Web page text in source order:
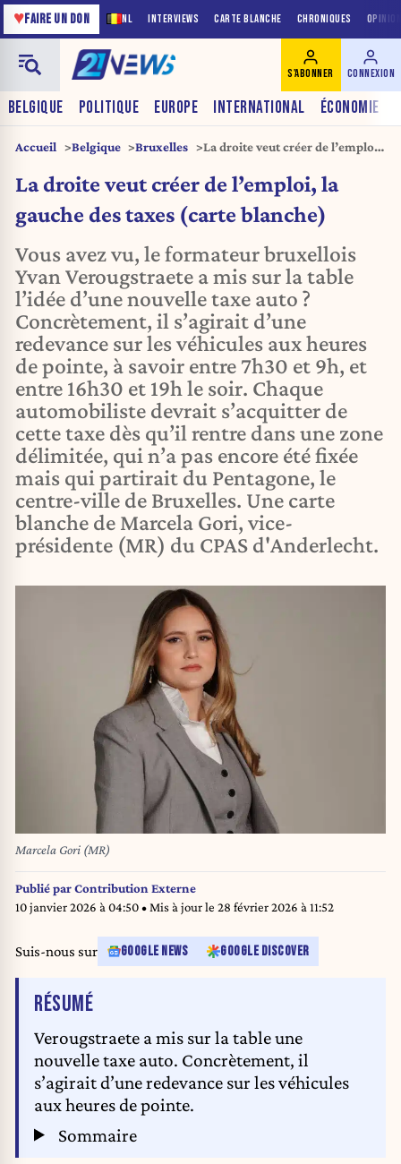
NL INTERVIEWS CARTE BLANCHE CHRONIQUES
♥FAIRE UN DON
BELGIQUE POLITIQUE EUROPE INTERNATIONAL ÉCONOMIE
S'ABONNER CONNEXION
Accueil Belgique Bruxelles
La droite veut créer de l’emploi,
blanche)
La droite veut créer de l’emploi, la
gauche des taxes (carte blanche)
Vous avez vu, le formateur bruxellois
Yvan Verougstraete a mis sur la table
l’idée d’une nouvelle taxe auto ?
Concrètement, il s’agirait d’une
redevance sur les véhicules aux heures
de pointe, à savoir entre 7h30 et 9h, et
entre 16h30 et 19h le soir. Chaque
automobiliste devrait s’acquitter de
cette taxe dès qu’il rentre dans une zone
délimitée, qui n’a pas encore été fixée
mais qui partirait du Pentagone, le
centre-ville de Bruxelles. Une carte
blanche de Marcela Gori, vice-
présidente (MR) du CPAS d'Anderlecht.
Marcela Gori (MR)
Publié parContribution Externe
10 janvier 2026 à 04:50• Mis à jour le 28 février 2026 à 11:52
Suis-nous sur GOOGLE NEWS GOOGLE DISCOVER
RÉSUMÉDE L'ARTICLE
Verougstraete a mis sur la table une
nouvelle taxe auto. Concrètement, il
s’agirait d’une redevance sur les véhicules
aux heures de pointe.
Sommaire